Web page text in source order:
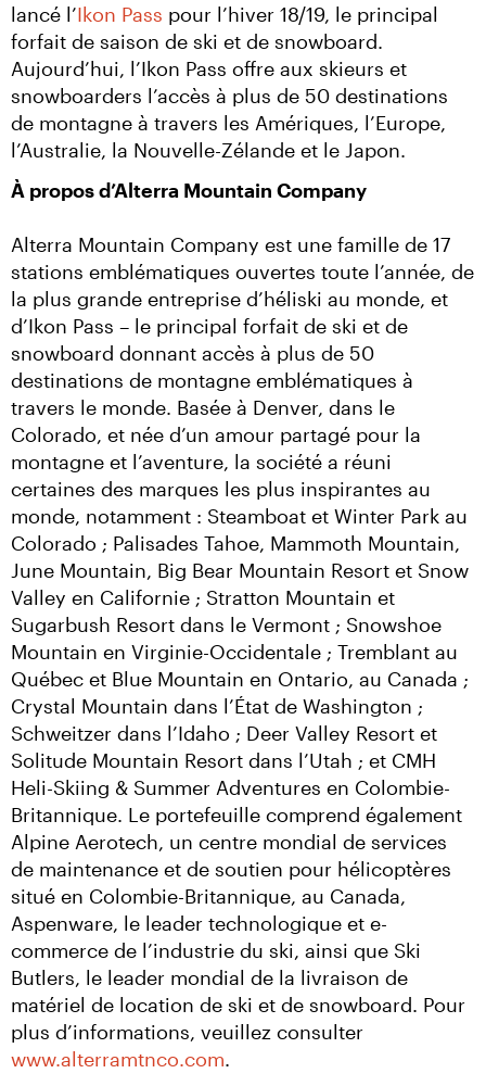
lancé l’Ikon Pass pour l’hiver 18/19, le principal
forfait de saison de ski et de snowboard.
Aujourd’hui, l’Ikon Pass offre aux skieurs et
snowboarders l’accès à plus de 50 destinations
de montagne à travers les Amériques, l’Europe,
l’Australie, la Nouvelle-Zélande et le Japon.
À propos d’Alterra Mountain Company
Alterra Mountain Company est une famille de 17
stations emblématiques ouvertes toute l’année, de
la plus grande entreprise d’héliski au monde, et
d’Ikon Pass – le principal forfait de ski et de
snowboard donnant accès à plus de 50
destinations de montagne emblématiques à
travers le monde. Basée à Denver, dans le
Colorado, et née d’un amour partagé pour la
montagne et l’aventure, la société a réuni
certaines des marques les plus inspirantes au
monde, notamment : Steamboat et Winter Park au
Colorado ; Palisades Tahoe, Mammoth Mountain,
June Mountain, Big Bear Mountain Resort et Snow
Valley en Californie ; Stratton Mountain et
Sugarbush Resort dans le Vermont ; Snowshoe
Mountain en Virginie-Occidentale ; Tremblant au
Québec et Blue Mountain en Ontario, au Canada ;
Crystal Mountain dans l’État de Washington ;
Schweitzer dans l’Idaho ; Deer Valley Resort et
Solitude Mountain Resort dans l’Utah ; et CMH
Heli-Skiing & Summer Adventures en Colombie-
Britannique. Le portefeuille comprend également
Alpine Aerotech, un centre mondial de services
de maintenance et de soutien pour hélicoptères
situé en Colombie-Britannique, au Canada,
Aspenware, le leader technologique et e-
commerce de l’industrie du ski, ainsi que Ski
Butlers, le leader mondial de la livraison de
matériel de location de ski et de snowboard. Pour
www.alterramtnco.com.